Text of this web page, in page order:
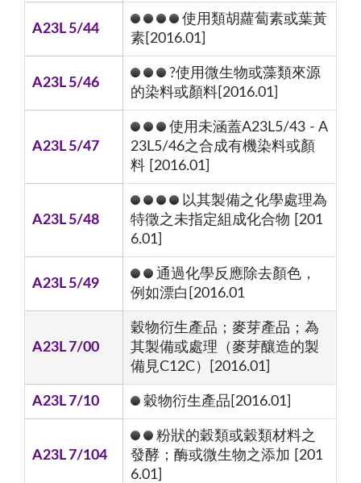
A23L 5/44
使用類胡蘿蔔素或葉黃
素[2016.01]
A23L 5/46
?使用微生物或藻類來源
的染料或顏料[2016.01]
A23L 5/47
使用未涵蓋A23L5/43 - A
23L5/46之合成有機染料或顏
料 [2016.01]
A23L 5/48
以其製備之化學處理為
特徵之未指定組成化合物 [201
6.01]
A23L 5/49
通過化學反應除去顏色，
例如漂白[2016.01
A23L 7/00
穀物衍生產品；麥芽產品；為
其製備或處理（麥芽釀造的製
備見C12C）[2016.01]
A23L 7/10 穀物衍生產品[2016.01]
A23L 7/104
粉狀的穀類或穀類材料之
發酵；酶或微生物之添加 [201
6.01]